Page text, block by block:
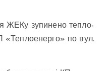
ЖЕКу зупинено тепло-
«Теплоенерго» по вул.